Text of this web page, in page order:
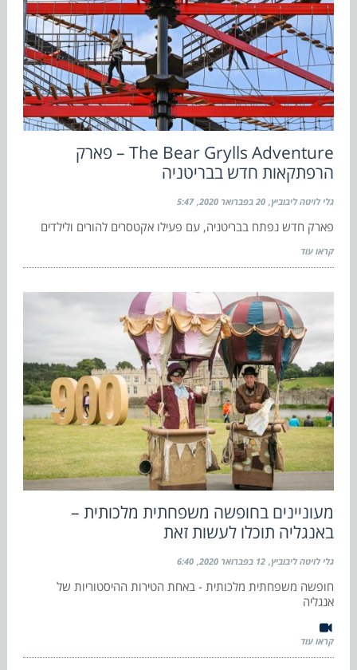
The Bear Grylls Adventure – פארק
הרפתקאות חדש בבריטניה
גלי לויטה ליבוביץ 20 בפברואר 2020 5:47
פארק חדש נפתח בבריטניה, עם פעילו אקטסרים להורים ולילדים
קראו עוד
מעוניינים בחופשה משפחתית מלכותית –
באנגליה תוכלו לעשות זאת
גלי לויטה ליבוביץ 12 בפברואר 2020 6:40
חופשה משפחתית מלכותית - באחת הטירות ההיסטוריות של
אנגליה
קראו עוד